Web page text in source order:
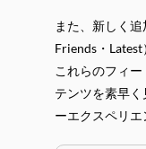
また、新しく
Friends・Latest
これらのフィ
テンツを素早
ーエクスペリエ